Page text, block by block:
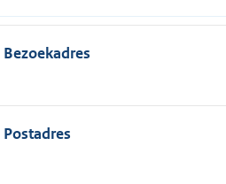
Bezoekadres
Postadres